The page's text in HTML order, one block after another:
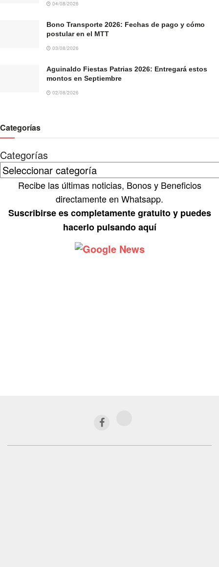
04/08/2026
Bono Transporte 2026: Fechas de pago y cómo
postular en el MTT
03/08/2026
Aguinaldo Fiestas Patrias 2026: Entregará estos
montos en Septiembre
02/08/2026
Categorías
Categorías
Recibe las últimas noticias, Bonos y Beneficios
directamente en Whatsapp.
Suscribirse es completamente gratuito y puedes
hacerlo pulsando aquí